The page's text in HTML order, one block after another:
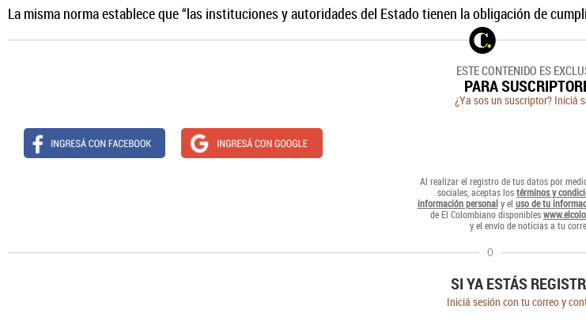
La misma norma establece que “las instituciones y autoridades del Estado tienen la obligación de
ESTE CONTENIDO ES
PARA
¿Ya sos un suscriptor? Iniciá
Al realizar el registro de tus datos por
sociales, aceptas lostérminos y
información personaly el uso de tu
de El Colombiano disponibles
y el envío de noticias a tu
O
SI YA ESTÁS
Iniciá sesión con tu correo y